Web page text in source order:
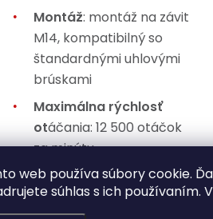
web používa súbory cookie.
súhlas s ich používaním.
Montáž: montáž na závit
M14, kompatibilný so
štandardnými uhlovými
brúskami
Maximálna rýchlosť
otáčania: 12 500 otáčok
za minútu
Typ kefy: Bočná kefa,
vlnitá